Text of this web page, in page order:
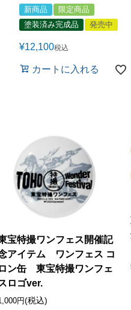
新商品
限定商品
塗装済み完成品
発売中
¥12,100税込
カートに入れる
宝特撮ワンフェス開催記
アイテム ワンフェス コ
ロン缶 東宝特撮ワンフェ
ロゴver.
円(税込)